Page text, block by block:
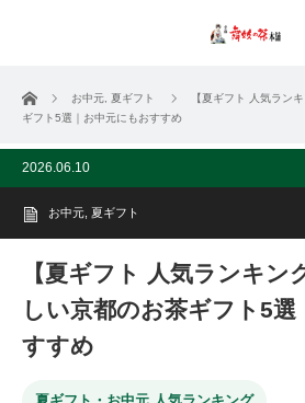
ホーム お中元 夏ギフト
【夏ギフト 人気ラン
ギフト5選｜お中元にもおすすめ
2026.06.10
お中元 夏ギフト
【夏ギフト 人気ランキン
しい京都のお茶ギフト5選
すすめ